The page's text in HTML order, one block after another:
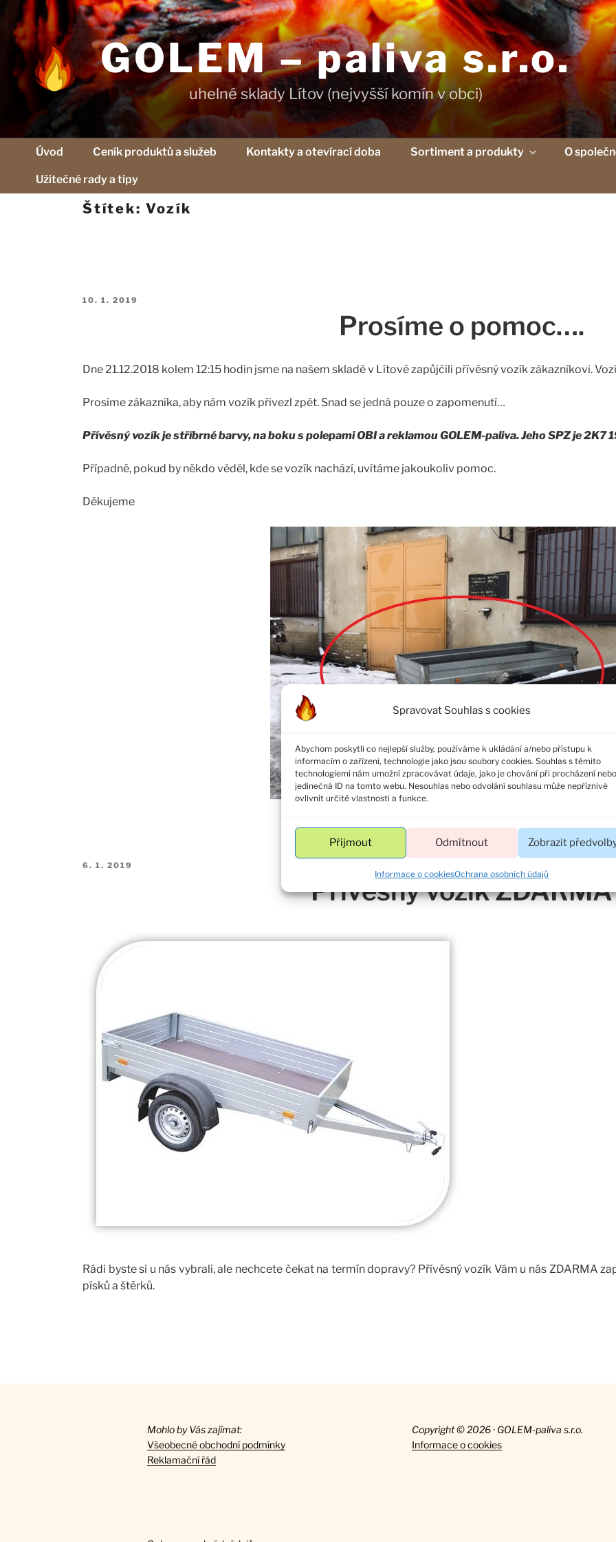
Spravovat Souhlas s cookies
Abychom poskytli co nejlepší služby, používáme k ukládání a/nebo přístupu k
informacím o zařízení, technologie jako jsou soubory cookies. Souhlas s těmito
technologiemi nám umožní zpracovávat údaje, jako je chování při procházení nebo
jedinečná ID na tomto webu. Nesouhlas nebo odvolání souhlasu může nepříznivě
ovlivnit určité vlastnosti a funkce.
Přijmout Odmítnout Zobrazit
Informace o cookiesOchrana osobních údajů
Přejít
obsahu
webu
GOLEM – paliva s.r.o.
uhelné sklady Lítov (nejvyšší komín v obci)
Úvod Ceník produktů a služeb Kontakty a otevírací doba Sortiment a produkty O
Užitečné rady a tipy
Štítek:Vozík
Publikováno
10. 1. 2019
Prosíme o pomoc….
Dne 21.12.2018 kolem 12:15 hodin jsme na našem skladě v Lítově zapůjčili přívěsný vozík zákazníkovi.
Prosíme zákazníka, aby nám vozík přivezl zpět. Snad se jedná pouze o zapomenutí…
Přívěsný vozík je stříbrné barvy, na boku s polepami OBI a reklamou GOLEM-paliva. Jeho SPZ je 2K7
Případně, pokud by někdo věděl, kde se vozík nachází, uvítáme jakoukoliv pomoc.
Děkujeme
Publikováno
6. 1. 2019
Přívěsný vozík ZDARMA
Rádi byste si u nás vybrali, ale nechcete čekat na termín dopravy? Přívěsný vozík Vám u nás ZDARMA
písků a štěrků.
Mohlo by Vás zajímat:
Všeobecné obchodní podmínky
Reklamační řád
Copyright © 2026 · GOLEM-paliva s.r.o.
Informace o cookies